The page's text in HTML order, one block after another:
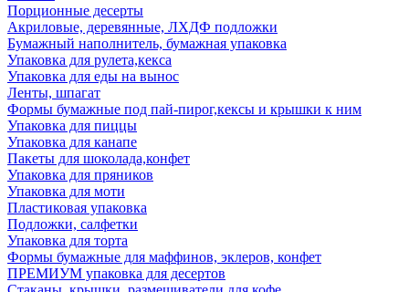
Порционные десерты
Акриловые, деревянные, ЛХДФ подложки
Бумажный наполнитель, бумажная упаковка
Упаковка для рулета,кекса
Упаковка для еды на вынос
Ленты, шпагат
Формы бумажные под пай-пирог,кексы и крышки к ним
Упаковка для пиццы
Упаковка для канапе
Пакеты для шоколада,конфет
Упаковка для пряников
Упаковка для моти
Пластиковая упаковка
Подложки, салфетки
Упаковка для торта
Формы бумажные для маффинов, эклеров, конфет
ПРЕМИУМ упаковка для десертов